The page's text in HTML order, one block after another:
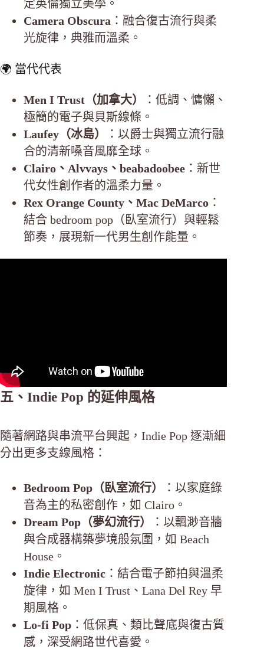
定英倫獨立美學。
Camera Obscura ：融合復古流行與柔
光旋律，典雅而溫柔。
🌍 當代代表
Men I Trust（加拿大）
：低調、慵懶、
極簡的電子與貝斯線條。
Laufey（冰島）
：以爵士與獨立流行融
合的清新嗓音風靡全球。
Clairo、Alvvays、beabadoobee ：新世
代女性創作者的溫柔力量。
Rex Orange County、Mac DeMarco ：
結合 bedroom pop（臥室流行）與輕鬆
節奏，展現新一代男生創作能量。
五、Indie Pop 的延伸風格
隨著網路與串流平台興起，Indie Pop 逐漸細
分出更多支線風格：
Bedroom Pop（臥室流行）
：以家庭錄
音為主的私密創作，如 Clairo。
Dream Pop（夢幻流行）
：以飄渺音牆
與合成器構築夢境般氛圍，如 Beach
House。
Indie Electronic ：結合電子節拍與溫柔
旋律，如 Men I Trust、Lana Del Rey 早
期風格。
Lo-fi Pop ：低保真、類比聲底與復古質
感，深受網路世代喜愛。